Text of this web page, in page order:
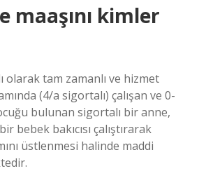
maaşını kimler
olarak tam zamanlı ve hizmet
(4/a sigortalı) çalışan ve 0-
bulunan sigortalı bir anne,
bebek bakıcısı çalıştırarak
üstlenmesi halinde maddi